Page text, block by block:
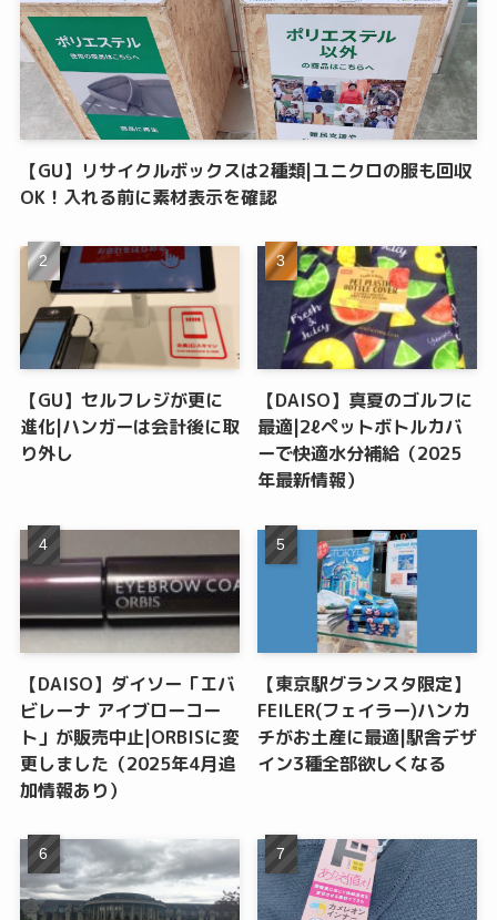
【GU】リサイクルボックスは2種類|ユニクロの服も回収
OK！入れる前に素材表示を確認
【GU】セルフレジが更に
進化|ハンガーは会計後に取
り外し
【DAISO】真夏のゴルフに
最適|2ℓペットボトルカバ
ーで快適水分補給（2025
年最新情報）
【DAISO】ダイソー「エバ
ビレーナ アイブローコー
ト」が販売中止|ORBISに変
更しました（2025年4月追
加情報あり）
【東京駅グランスタ限定】
FEILER(フェイラー)ハンカ
チがお土産に最適|駅舎デザ
イン3種全部欲しくなる